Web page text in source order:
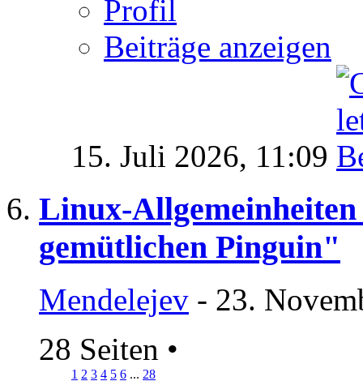
Profil
Beiträge anzeigen
15. Juli 2026, 11:09
Linux-
gemütlichen Pinguin"
Mendelejev - 23.
28 Seiten •
1 2 3 4 5 6 ... 28